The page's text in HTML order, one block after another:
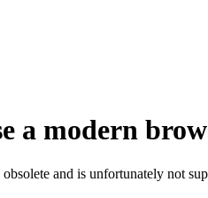
a modern
and is unfortunately not